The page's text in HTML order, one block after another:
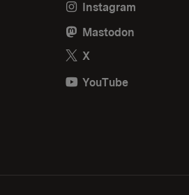
Instagram
Mastodon
X
YouTube